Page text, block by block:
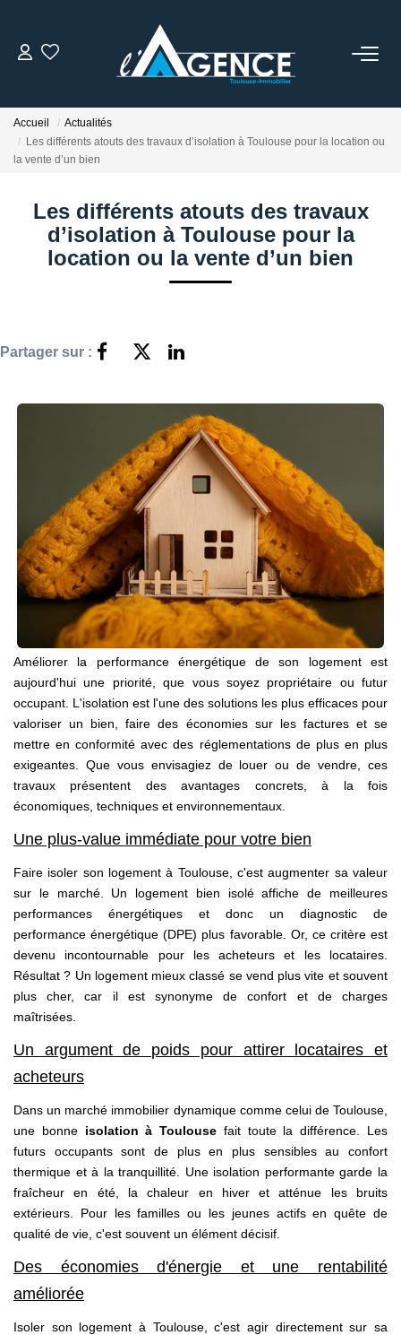
Qui Sommes Nous
NOS OFFRES
NOS BIENS VENDUS
CONTACT
Accueil
Actualités
Les différents atouts des travaux d’isolation à Toulouse pour la location ou
la vente d’un bien
Les différents atouts des travaux
d’isolation à Toulouse pour la
location ou la vente d’un bien
Partager sur :
Améliorer la performance énergétique de son logement est
aujourd'hui une priorité, que vous soyez propriétaire ou futur
occupant. L'isolation est l'une des solutions les plus efficaces pour
valoriser un bien, faire des économies sur les factures et se
mettre en conformité avec des réglementations de plus en plus
exigeantes. Que vous envisagiez de louer ou de vendre, ces
travaux présentent des avantages concrets, à la fois
économiques, techniques et environnementaux.
Une plus-value immédiate pour votre bien
Faire isoler son logement à Toulouse, c'est augmenter sa valeur
sur le marché. Un logement bien isolé affiche de meilleures
performances énergétiques et donc un diagnostic de
performance énergétique (DPE) plus favorable. Or, ce critère est
devenu incontournable pour les acheteurs et les locataires.
Résultat ? Un logement mieux classé se vend plus vite et souvent
plus cher, car il est synonyme de confort et de charges
maîtrisées.
Un argument de poids pour attirer locataires et
acheteurs
Dans un marché immobilier dynamique comme celui de Toulouse,
une bonne isolation à Toulouse fait toute la différence. Les
futurs occupants sont de plus en plus sensibles au confort
thermique et à la tranquillité. Une isolation performante garde la
fraîcheur en été, la chaleur en hiver et atténue les bruits
extérieurs. Pour les familles ou les jeunes actifs en quête de
qualité de vie, c'est souvent un élément décisif.
Des économies d'énergie et une rentabilité
améliorée
Isoler son logement à Toulouse, c'est agir directement sur sa